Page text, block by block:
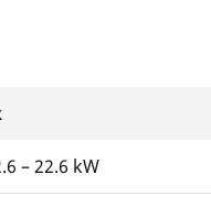
– 22.6 kW